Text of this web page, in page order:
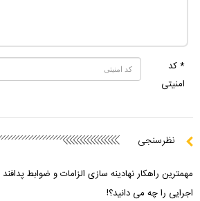
* کد
امنیتی
نظرسنجی
مهمترین راهکار نهادینه سازی الزامات و ضوابط
اجرایی را چه می دانید؟!